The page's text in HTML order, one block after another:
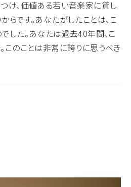
け、価値ある若い音楽家に貸し
らです。あなたがしたことは、こ
した。あなたは過去40年間、こ
このことは非常に誇りに思うべき